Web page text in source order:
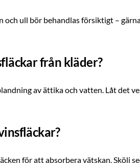
och ull bör behandlas försiktigt –
från kläder?
av ättika och vatten. Låt det
för att absorbera vätskan. Skölj